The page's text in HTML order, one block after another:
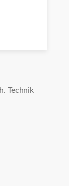
Technik